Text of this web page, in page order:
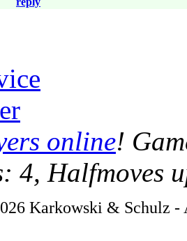
online!
4, Halfmoves
Karkowski & Schulz